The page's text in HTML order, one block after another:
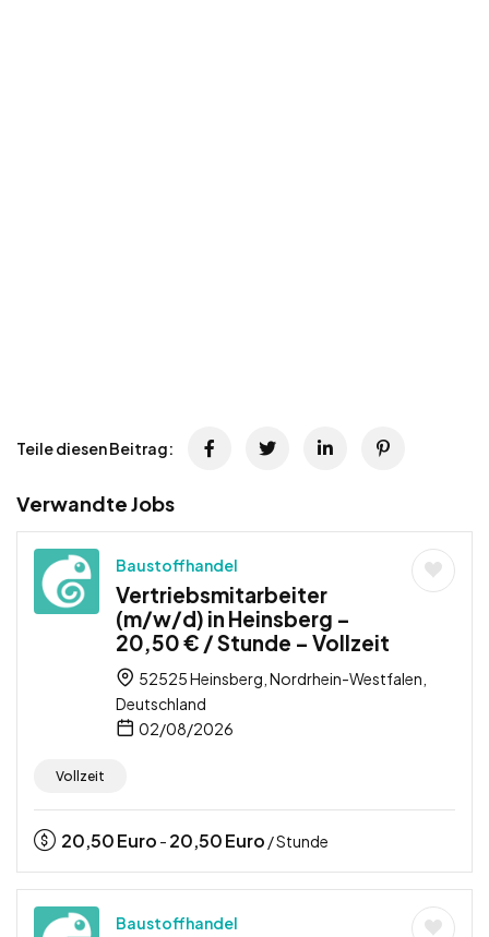
Teile diesen Beitrag:
Verwandte Jobs
Baustoffhandel
Vertriebsmitarbeiter
(m/w/d) in Heinsberg –
20,50 € / Stunde – Vollzeit
52525 Heinsberg, Nordrhein-Westfalen,
Deutschland
02/08/2026
Vollzeit
20,50Euro - 20,50Euro / Stunde
Baustoffhandel